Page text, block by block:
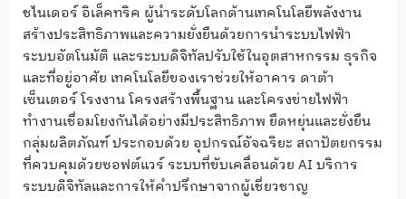
ชไนเดอร์ อิเล็คทริค ผู้นำระดับโลกด้านเทคโนโลยีพลังงาน
สร้างประสิทธิภาพและความยั่งยืนด้วยการนำระบบไฟฟ้า
ระบบอัตโนมัติ และระบบดิจิทัลปรับใช้ในอุตสาหกรรม ธุรกิจ
และที่อยู่อาศัย เทคโนโลยีของเราช่วยให้อาคาร ดาต้า
เซ็นเตอร์ โรงงาน โครงสร้างพื้นฐาน และโครงข่ายไฟฟ้า
ทำงานเชื่อมโยงกันได้อย่างมีประสิทธิภาพ ยืดหยุ่นและยั่งยืน
กลุ่มผลิตภัณฑ์ ประกอบด้วย อุปกรณ์อัจฉริยะ สถาปัตยกรรม
ที่ควบคุมด้วยซอฟต์แวร์ ระบบที่ขับเคลื่อนด้วย AI บริการ
ระบบดิจิทัลและการให้คำปรึกษาจากผู้เชี่ยวชาญ